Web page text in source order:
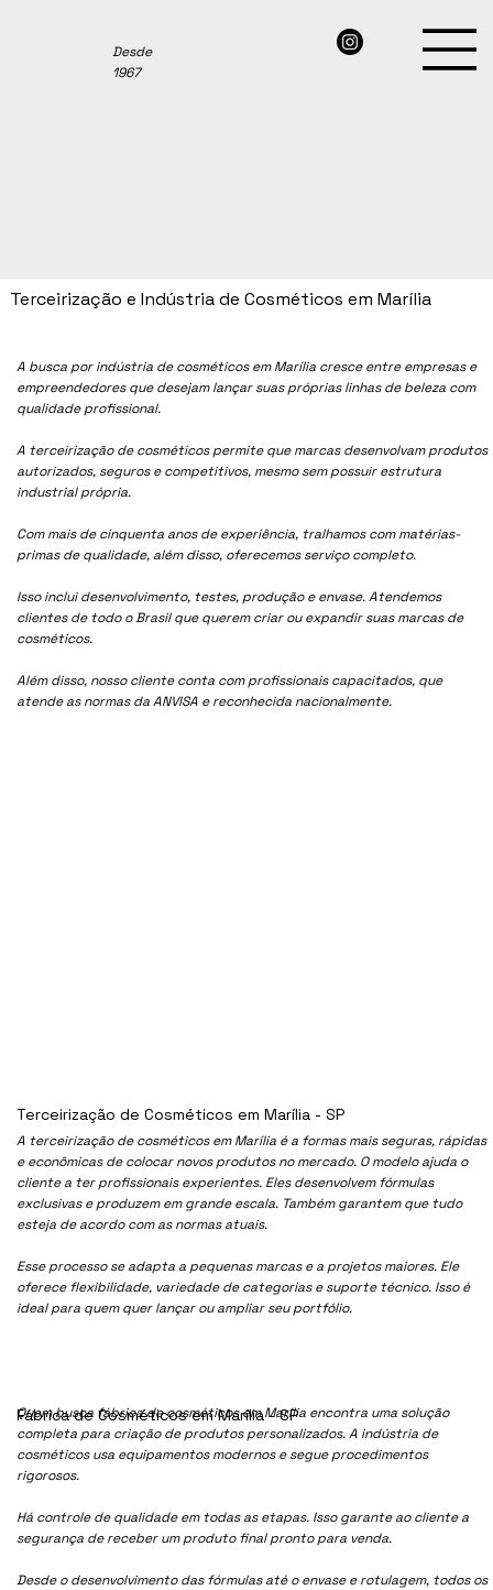
Desde
1967
A busca por indústria de cosméticos emMarília cresce entre empresas e
empreendedores que desejam lançar suas próprias linhas de beleza com
qualidade profissional.
A terceirização de cosméticos permite que marcas desenvolvam produtos
autorizados, seguros e competitivos, mesmo sem possuir estrutura
industrial própria.
Com mais de cinquenta anos de experiência, tralhamos com matérias-
primas de qualidade, além disso, oferecemos serviço completo.
Isso inclui desenvolvimento, testes, produção e envase. Atendemos
clientes de todo o Brasil que querem criar ou expandir suas marcas de
cosméticos.
Além disso, nosso cliente conta com profissionais capacitados, que
atende as normas da ANVISA e reconhecida nacionalmente.
A terceirização de cosméticos em Marília é a formas mais seguras, rápidas
e econômicas de colocar novos produtos no mercado. O modelo ajuda o
cliente a ter profissionais experientes. Eles desenvolvem fórmulas
exclusivas e produzem em grande escala. Também garantem que tudo
esteja de acordo com as normas atuais.
Esse processo se adapta a pequenas marcas e a projetos maiores. Ele
oferece flexibilidade, variedade de categorias e suporte técnico. Isso é
ideal para quem quer lançar ou ampliar seu portfólio.
Quem busca fábrica de cosméticos em Marília encontra uma solução
completa para criação de produtos personalizados. A indústria de
cosméticos usa equipamentos modernos e segue procedimentos
rigorosos.
Há controle de qualidade em todas as etapas. Isso garante ao cliente a
segurança de receber um produto final pronto para venda.
Desde o desenvolvimento das fórmulas até o envase e rotulagem, todos os
Terceirização e Indústria de Cosméticos em Marília
Fábrica de Cosméticos em Marília - SP
Terceirização de Cosméticos em Marília - SP